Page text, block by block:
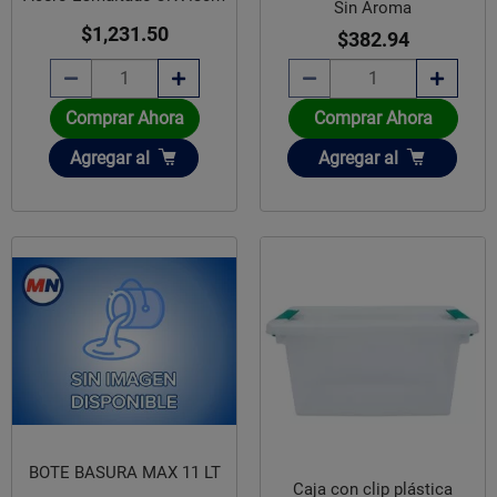
$1,231.50
Comprar Ahora
Añadir
Agregar al
Sin Aroma
$382.94
Comprar Ahora
Añadir
Agregar al
BOTE BASURA MAX 11 LT
Caja con clip plástica